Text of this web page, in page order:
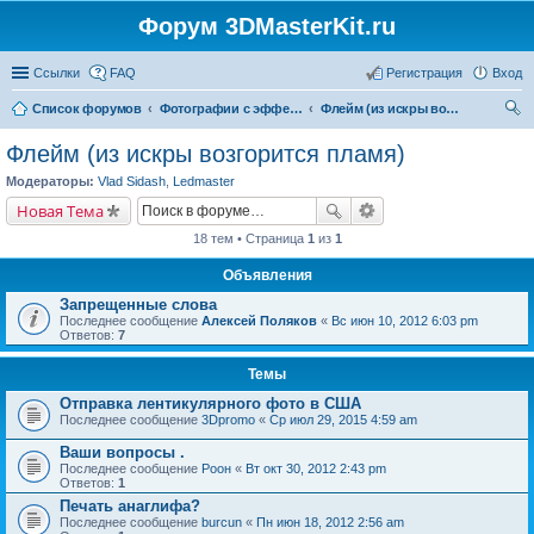
Форум 3DMasterKit.ru
Ссылки FAQ Вход
Регистрация
Список форумов Фотографии с эффектом стерео, варио, 3D, анимации, морфинга
Флейм (из искры возгорится пламя)
Флейм (из искры возгорится пламя)
Модераторы: Vlad Sidash Ledmaster
Новая Тема
18 тем • Страница 1 из 1
Объявления
Запрещенные слова
Последнее сообщение Алексей Поляков « Вс июн 10, 2012 6:03 pm
Ответов: 7
Темы
Отправка лентикулярного фото в США
Последнее сообщение 3Dpromo « Ср июл 29, 2015 4:59 am
Ваши вопросы .
Последнее сообщение Pоон « Вт окт 30, 2012 2:43 pm
Ответов: 1
Печать анаглифа?
Последнее сообщение burcun « Пн июн 18, 2012 2:56 am